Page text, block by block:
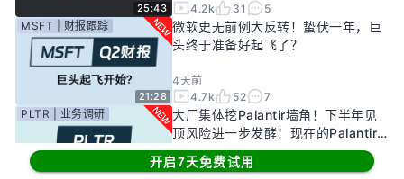
25:43
4.2k
31 5
21:28
MSFT | 财报跟踪
微软史无前例大反转！蛰伏一年，巨
头终于准备好起飞了？
4天前
4.7k
52 7
PLTR | 业务调研
大厂集体挖Palantir墙角！下半年见
顶风险进一步发酵！现在的Palantir
还要投资吗？
7天前
开启7天免费试用